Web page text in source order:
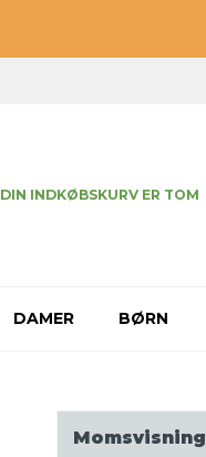
DIN INDKØBSKURV ER TOM
DAMER BØRN
Momsvisning